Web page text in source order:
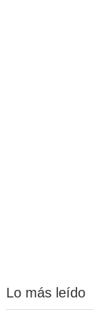
Lo más leído